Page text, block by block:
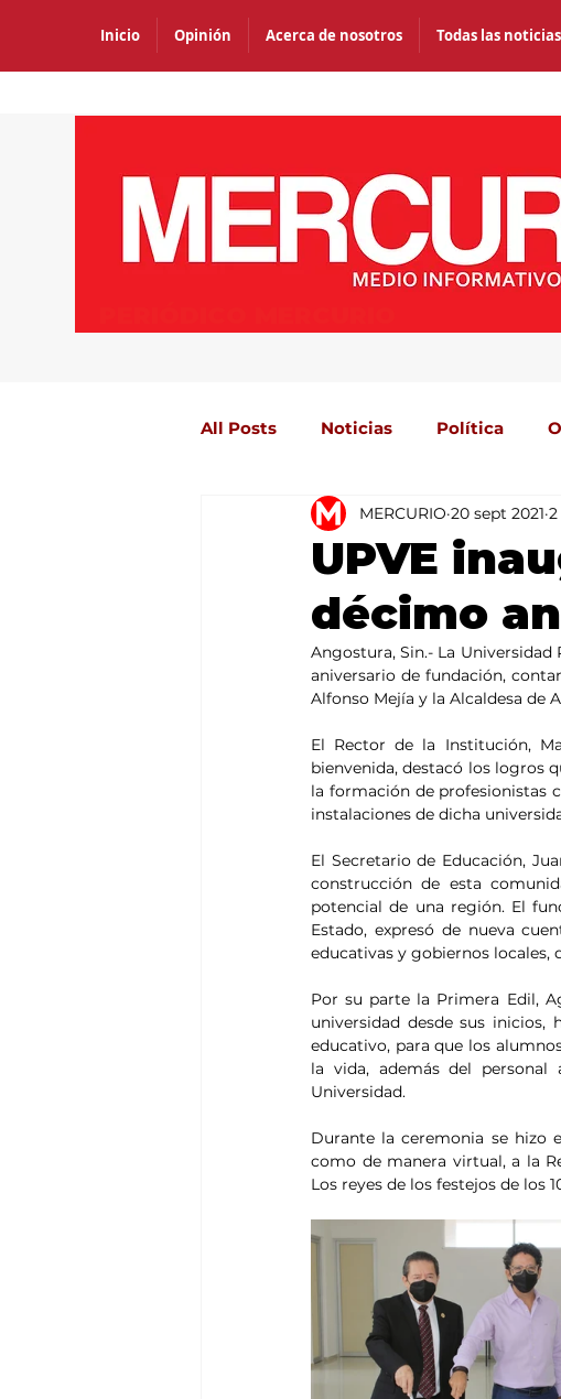
Inicio Opinión Acerca de nosotros Todas las noticias
All Posts Noticias Política
Agricultura México Mundo
UPVE
décimo
MERCURIO 20 sept 2021
Angostura, Sin.- La
aniversario de fundación,
Alfonso Mejía y la Alcaldesa de
El Rector de la Institución,
bienvenida, destacó los logros
la formación de profesionistas
instalaciones de dicha
El Secretario de Educación,
construcción de esta
potencial de una región. El
Estado, expresó de nueva
educativas y gobiernos locales,
Por su parte la Primera Edil,
universidad desde sus
educativo, para que los
la vida, además del
Universidad.
Durante la ceremonia se hizo
como de manera virtual, a la
Los reyes de los festejos de los